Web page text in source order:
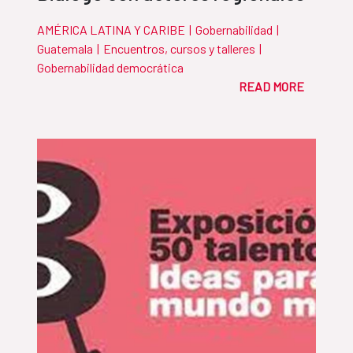
AMÉRICA LATINA Y CARIBE | Gobernabilidad |
Guatemala | Encuentros, cursos y talleres |
Gobernabilidad democrática
READ MORE